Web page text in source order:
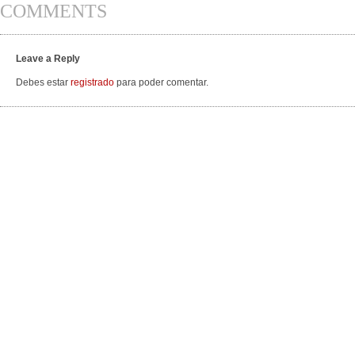
COMMENTS
Leave a Reply
Debes estar registrado para poder comentar.